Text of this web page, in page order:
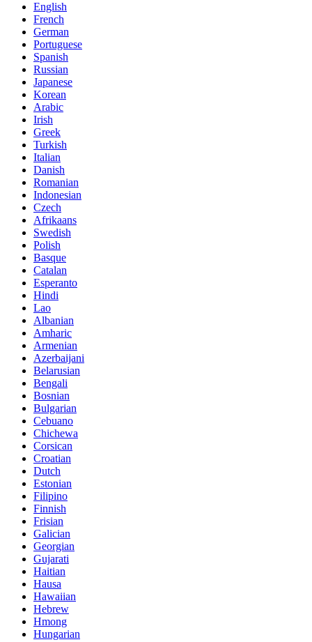
English
French
German
Portuguese
Spanish
Russian
Japanese
Korean
Arabic
Irish
Greek
Turkish
Italian
Danish
Romanian
Indonesian
Czech
Afrikaans
Swedish
Polish
Basque
Catalan
Esperanto
Hindi
Lao
Albanian
Amharic
Armenian
Azerbaijani
Belarusian
Bengali
Bosnian
Bulgarian
Cebuano
Chichewa
Corsican
Croatian
Dutch
Estonian
Filipino
Finnish
Frisian
Galician
Georgian
Gujarati
Haitian
Hausa
Hawaiian
Hebrew
Hmong
Hungarian